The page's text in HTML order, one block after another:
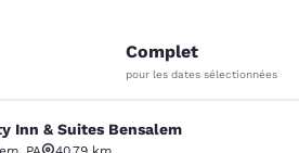
Complet
pour les dates sélectionnées
Bensalem
Inn & Suites Bensalem